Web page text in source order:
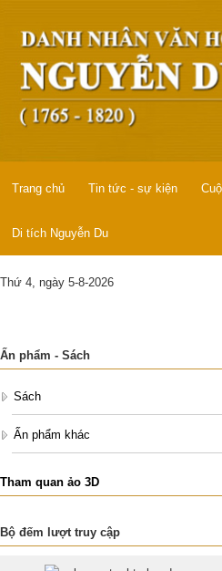
Trang chủ Tin tức - sự kiện
Di tích Nguyễn Du
Thứ 4, ngày 5-8-2026
Ấn phẩm - Sách
Sách
Ấn phẩm khác
Tham quan ảo 3D
Bộ đếm lượt truy cập